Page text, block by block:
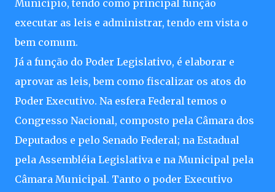
Município, tendo como principal função
executar as leis e administrar, tendo em vista o
bem comum.
Já a função do Poder Legislativo, é elaborar e
aprovar as leis, bem como fiscalizar os atos do
Poder Executivo. Na esfera Federal temos o
Congresso Nacional, composto pela Câmara dos
Deputados e pelo Senado Federal; na Estadual
pela Assembléia Legislativa e na Municipal pela
Câmara Municipal. Tanto o poder Executivo